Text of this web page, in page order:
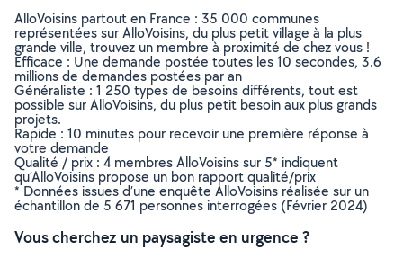
AlloVoisins partout en France : 35 000 communes
représentées sur AlloVoisins, du plus petit village à la plus
grande ville, trouvez un membre à proximité de chez vous !
Efficace : Une demande postée toutes les 10 secondes, 3.6
millions de demandes postées par an
Généraliste : 1 250 types de besoins différents, tout est
possible sur AlloVoisins, du plus petit besoin aux plus grands
projets.
Rapide : 10 minutes pour recevoir une première réponse à
votre demande
Qualité / prix : 4 membres AlloVoisins sur 5* indiquent
qu’AlloVoisins propose un bon rapport qualité/prix
* Données issues d’une enquête AlloVoisins réalisée sur un
échantillon de 5 671 personnes interrogées (Février 2024)
Vous cherchez un paysagiste en urgence ?